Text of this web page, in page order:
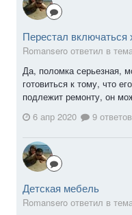
Перестал включаться
Romansero ответил в
Да, поломка серьезная,
готовиться к тому, что
подлежит ремонту, он
6 апр 2020
9 ответов
Детская мебель
Romansero ответил в